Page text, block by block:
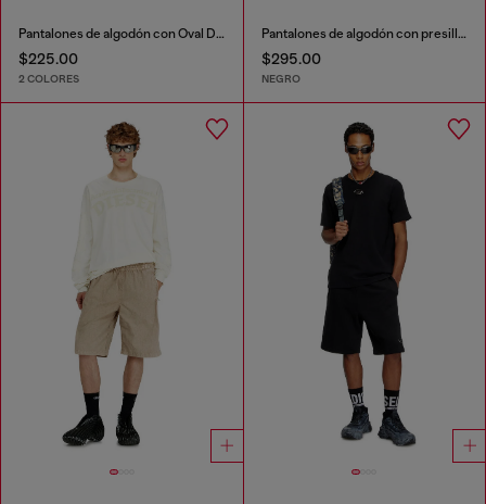
Pantalones de algodón con Oval D metálico
$225.00
2 COLORES
Pantalones de algodón con presilla utilitaria
$295.00
NEGRO